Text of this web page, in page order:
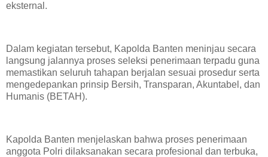
eksternal.
Dalam kegiatan tersebut, Kapolda Banten meninjau secara
langsung jalannya proses seleksi penerimaan terpadu guna
memastikan seluruh tahapan berjalan sesuai prosedur serta
mengedepankan prinsip Bersih, Transparan, Akuntabel, dan
Humanis (BETAH).
Kapolda Banten menjelaskan bahwa proses penerimaan
anggota Polri dilaksanakan secara profesional dan terbuka,